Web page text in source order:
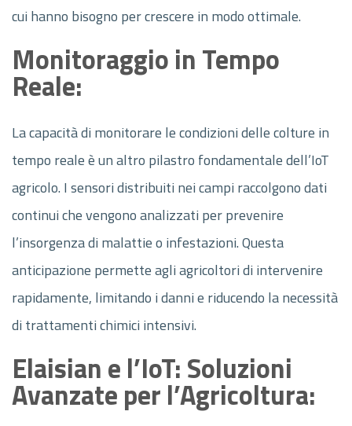
cui hanno bisogno per crescere in modo ottimale.
Monitoraggio in Tempo
Reale:
La capacità di monitorare le condizioni delle colture in
tempo reale è un altro pilastro fondamentale dell’IoT
agricolo. I sensori distribuiti nei campi raccolgono dati
continui che vengono analizzati per prevenire
l’insorgenza di malattie o infestazioni. Questa
anticipazione permette agli agricoltori di intervenire
rapidamente, limitando i danni e riducendo la necessità
di trattamenti chimici intensivi.
Elaisian e l’IoT: Soluzioni
Avanzate per l’Agricoltura: